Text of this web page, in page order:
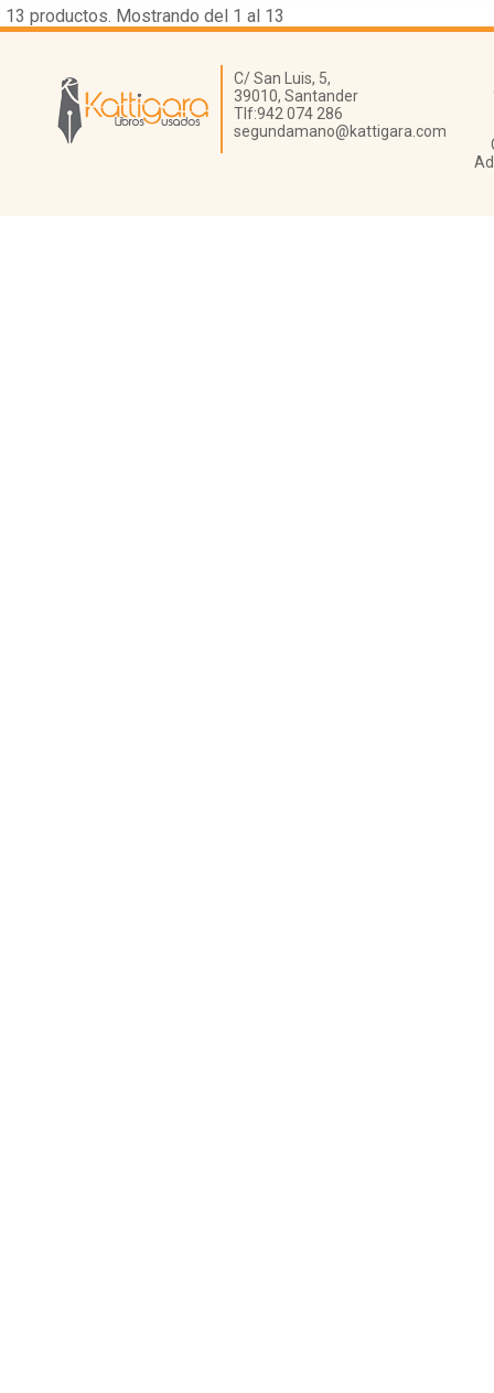
13 productos. Mostrando del 1 al 13
Librería Kattigara
C/ San Luis, 5,
39010, Santander
Tlf:942 074 286
segundamano@kattigara.com